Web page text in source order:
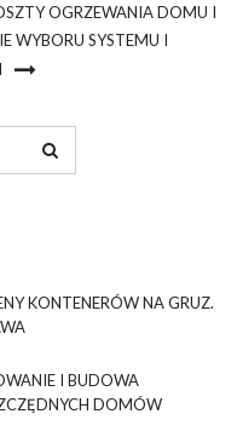
OGRZEWANIA DOMU I
WYBORU SYSTEMU I
KONTENERÓW NA GRUZ.
I BUDOWA
DOMÓW